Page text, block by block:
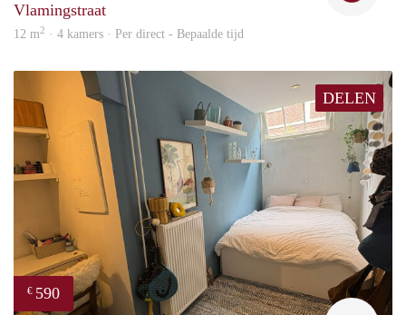
Vlamingstraat
12 m2 · 4 kamers · Per direct - Bepaalde tijd
DELEN
€ 590
Kyra